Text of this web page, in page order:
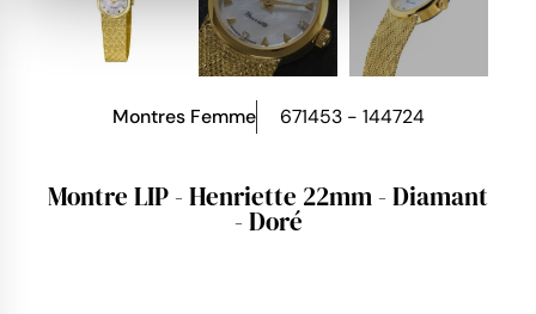
Montres Femme 671453 - 144724
Montre LIP - Henriette 22mm - Diamant
- Doré